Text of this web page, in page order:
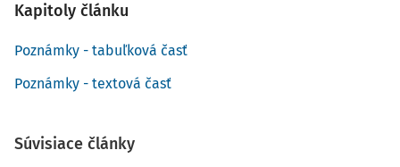
Kapitoly článku
Poznámky - tabuľková časť
Poznámky - textová časť
Súvisiace články